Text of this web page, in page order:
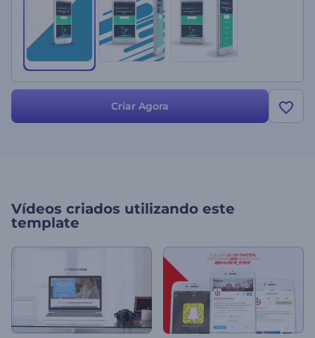
Criar Agora
Vídeos criados utilizando este
template